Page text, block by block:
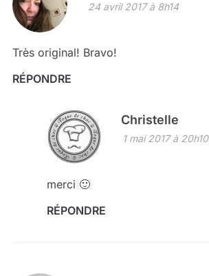
24 avril 2017 à 8h14
Très original! Bravo!
RÉPONDRE
Christelle
1 mai 2017 à 20h10
merci 🙂
RÉPONDRE